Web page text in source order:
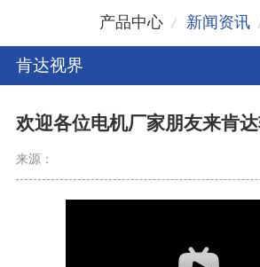
产品中心 新闻资讯
肯达视界
欢迎各位电机厂家朋友来肯达
来源：